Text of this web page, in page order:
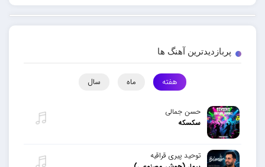
پربازدیدترین آهنگ ها
هفته ماه سال
حسن جمالی
سکسکه
توحید پیری قراقیه